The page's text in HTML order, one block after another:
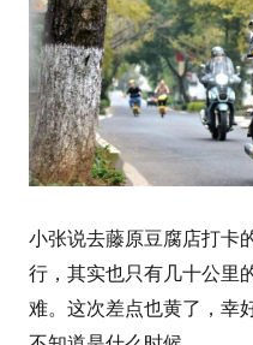
小张说去藤原豆腐店打卡
行，其实也只有几十公里
难。这次差点也黄了，幸